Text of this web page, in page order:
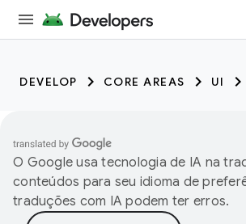
DEVELOP CORE AREAS UI
O Google usa tecnologia de IA na
conteúdos para seu idioma de
traduções com IA podem ter erros.